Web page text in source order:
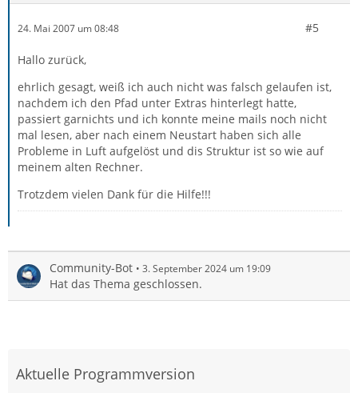
24. Mai 2007 um 08:48 #5
Hallo zurück,
ehrlich gesagt, weiß ich auch nicht was falsch gelaufen ist,
nachdem ich den Pfad unter Extras hinterlegt hatte,
passiert garnichts und ich konnte meine mails noch nicht
mal lesen, aber nach einem Neustart haben sich alle
Probleme in Luft aufgelöst und dis Struktur ist so wie auf
meinem alten Rechner.
Trotzdem vielen Dank für die Hilfe!!!
Community-Bot 3. September 2024 um 19:09
Hat das Thema geschlossen.
Aktuelle Programmversion